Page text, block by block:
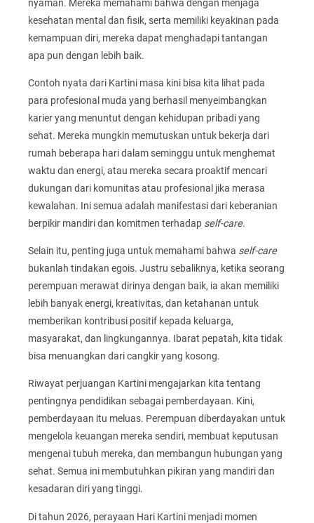
nyaman. Mereka memahami bahwa dengan menjaga
kesehatan mental dan fisik, serta memiliki keyakinan pada
kemampuan diri, mereka dapat menghadapi tantangan
apa pun dengan lebih baik.
Contoh nyata dari Kartini masa kini bisa kita lihat pada
para profesional muda yang berhasil menyeimbangkan
karier yang menuntut dengan kehidupan pribadi yang
sehat. Mereka mungkin memutuskan untuk bekerja dari
rumah beberapa hari dalam seminggu untuk menghemat
waktu dan energi, atau mereka secara proaktif mencari
dukungan dari komunitas atau profesional jika merasa
kewalahan. Ini semua adalah manifestasi dari keberanian
berpikir mandiri dan komitmen terhadap self-care.
Selain itu, penting juga untuk memahami bahwa self-care
bukanlah tindakan egois. Justru sebaliknya, ketika seorang
perempuan merawat dirinya dengan baik, ia akan memiliki
lebih banyak energi, kreativitas, dan ketahanan untuk
memberikan kontribusi positif kepada keluarga,
masyarakat, dan lingkungannya. Ibarat pepatah, kita tidak
bisa menuangkan dari cangkir yang kosong.
Riwayat perjuangan Kartini mengajarkan kita tentang
pentingnya pendidikan sebagai pemberdayaan. Kini,
pemberdayaan itu meluas. Perempuan diberdayakan untuk
mengelola keuangan mereka sendiri, membuat keputusan
mengenai tubuh mereka, dan membangun hubungan yang
sehat. Semua ini membutuhkan pikiran yang mandiri dan
kesadaran diri yang tinggi.
Di tahun 2026, perayaan Hari Kartini menjadi momen